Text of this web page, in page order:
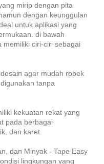
mirip dengan pita
dengan keunggulan
untuk aplikasi yang
di bawah
memiliki ciri-ciri sebagai
agar mudah robek
tanpa
kekuatan rekat yang
pada berbagai
dan karet.
dan Minyak - Tape Easy
lingkungan yang